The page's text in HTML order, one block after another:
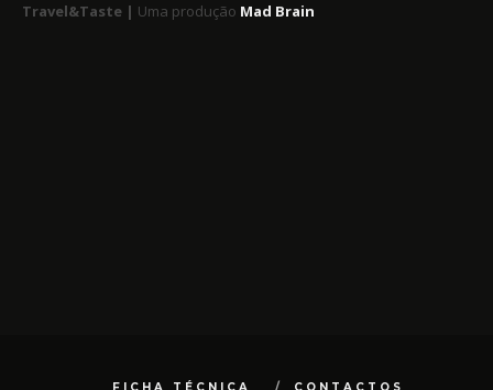
Travel&Taste | Uma produção Mad Brain